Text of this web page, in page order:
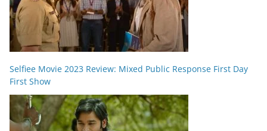
Selfiee Movie 2023 Review: Mixed Public Response First Day
First Show